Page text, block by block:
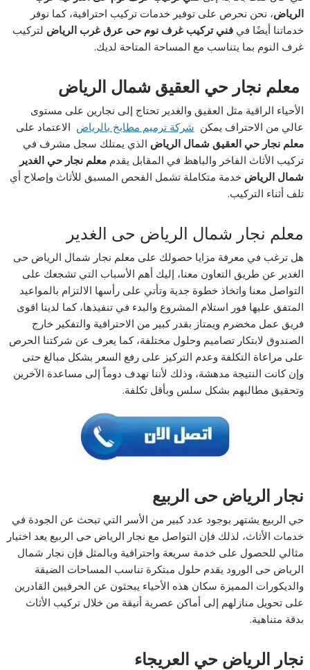
الرياض، نحن نحرص على توفير خدمات تركيب احترافية، كما نوفر
خدماتنا أيضًا فيفني تركيب غرف نوم حى عرق غرب الرياض لتركيب
غرف النوم بما يتناسب مع المساحة المتاحة لديك.
معلم نجار حي العقيق شمال الرياض
الأحياء الراقية مثل العقيق والغدير تحتاج إلى نجارين على مستوى
عالي من الاحتراف يمكن شركة ترميم مطابخ بالرياض الاعتماد على
معلم نجار حي العقيق شمال الرياض الذي يمتلك سجل مشرف في
تركيب الأثاث الفاخر والباهظ في المقابل يقدممعلم نجار حي الغدير
شمال الرياض خدمة متكاملة تشمل الفحص المسبق للأثاث وإصلاح أي
تلف أثناء التركيب.
معلم نجار شمال الرياض حى الغدير
هل ترغب في معرفة مزايا حصولك على معلم نجار شمال الرياض حى
الغدير عن طريق التعاون معنا، إليك أهم الأسباب التي تشجعك على
التواصل معنا واتخاذ خطوة جدية وتأتي على رأسها الالتزام بالمواعيد
المتفق عليها فور استلام المشروع والبدء في تنفيذها، كما لدينا اقوى
فريق عمل مخضرم ويمتاز بقدر كبير من الاحترافية والتفكير خارج
الصندوق لابتكار تصاميم وحلول مختلفة، كما يعرف عن شركتنا الحرص
على مراعاة التكلفة وعدم التركيز على رفع السعر بشكل مبالغ حتى
وإن كانت النتيجة مدهشة، وذلك لأننا نهدف دوماً إلى مساعدة الآخرين
وتحقيق مطالبهم بشكل سلس وبأقل تكلفة.
نجار الرياض حى الربيع
حي الربيع يشتهر بوجود عدد كبير من الأسر التي تبحث عن الجودة في
خدمات الأثاث، لذلك فإن التواصل مع نجار الرياض حى الربيع يعد اختيار
مثالي للحصول على خدمة سريعة واحترافية وبالمثل فإن نجار شمال
الرياض حى الورود يقدم حلول مبتكرة تناسب المساحات الضيقة
والديكورات المميزة سكان هذه الأحياء يبحثون عن الحرفيين القادرين
على تحويل منازلهم إلى أماكن عصرية أنيقة من خلال تركيب الأثاث
بدقة متناهية.
نجار الرياض حي العريجاء